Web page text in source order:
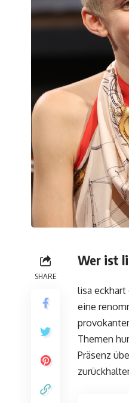
SHARE
Wer ist
lisa eckhart
eine
Themen
Präsenz